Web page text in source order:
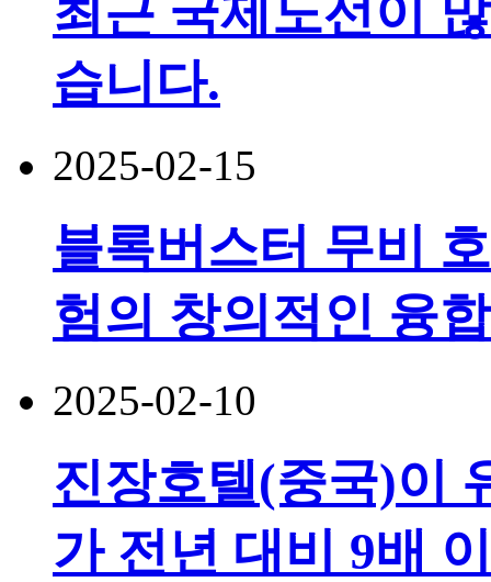
최근 국제노선이
습니다.
2025-02-15
블록버스터 무비
험의 창의적인 융합
2025-02-10
진장호텔(중국)이
가 전년 대비 9배